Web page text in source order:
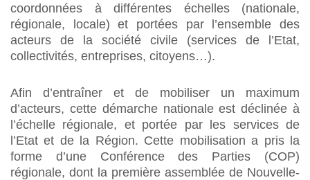
coordonnées à différentes échelles (nationale,
régionale, locale) et portées par l’ensemble des
acteurs de la société civile (services de l’Etat,
collectivités, entreprises, citoyens…).
Afin d’entraîner et de mobiliser un maximum
d’acteurs, cette démarche nationale est déclinée à
l’échelle régionale, et portée par les services de
l’Etat et de la Région. Cette mobilisation a pris la
forme d’une Conférence des Parties (COP)
régionale, dont la première assemblée de Nouvelle-